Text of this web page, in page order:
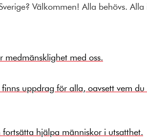
Välkommen! Alla behövs. Alla
medmänsklighet med oss.
uppdrag för alla, oavsett vem
hjälpa människor i utsatthet.